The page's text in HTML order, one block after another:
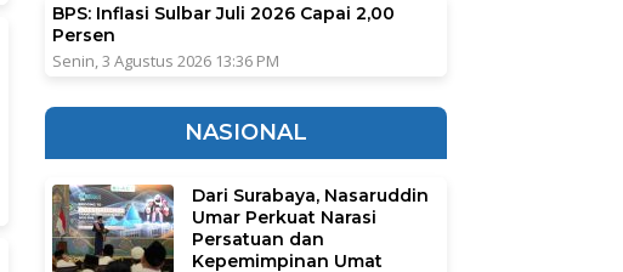
BPS: Inflasi Sulbar Juli 2026 Capai 2,00
Persen
Senin, 3 Agustus 2026 13:36 PM
NASIONAL
Dari Surabaya, Nasaruddin
Umar Perkuat Narasi
Persatuan dan
Kepemimpinan Umat